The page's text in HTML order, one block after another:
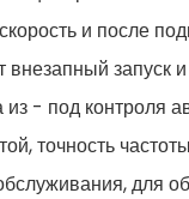
и после
запуск
- под контроля
точность
для